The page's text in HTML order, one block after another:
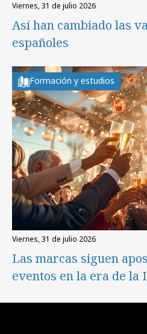
viernes, 31 de julio 2026
Así han cambiado las
españoles
Formación y estudios
viernes, 31 de julio 2026
Las marcas siguen
eventos en la era de la